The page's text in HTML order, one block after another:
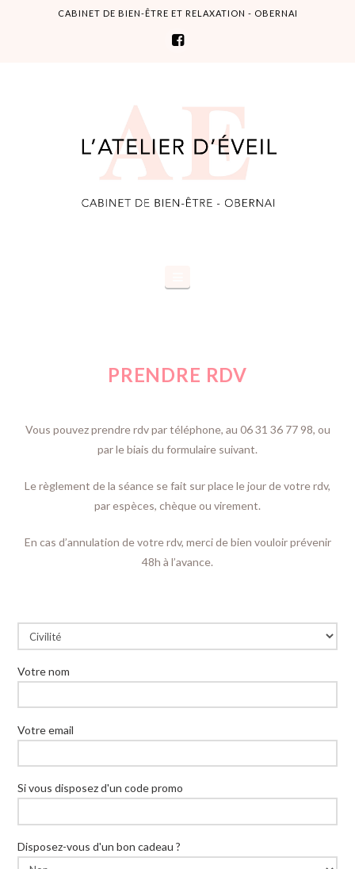
CABINET DE BIEN-ÊTRE ET RELAXATION - OBERNAI
L'Atelier
d'éveil
PRENDRE RDV
Vous pouvez prendre rdv par téléphone, au 06 31 36 77 98, ou
par le biais du formulaire suivant.
Le règlement de la séance se fait sur place le jour de votre rdv,
par espèces, chèque ou virement.
En cas d’annulation de votre rdv, merci de bien vouloir prévenir
48h à l’avance.
Votre nom
Votre email
Si vous disposez d'un code promo
Disposez-vous d'un bon cadeau ?